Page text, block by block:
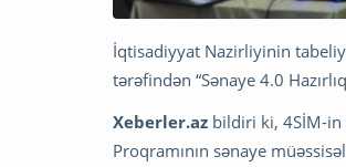
İqtisadiyyat Nazirliyinin
tərəfindən “Sənaye 4.0
Xeberler.az bildiri ki, 4SİM-in
Proqramının sənaye